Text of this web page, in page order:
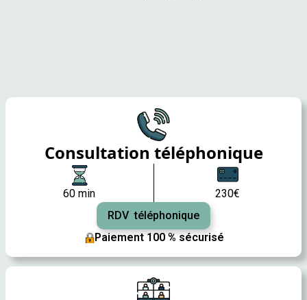
Consultation téléphonique
60 min
230€
RDV téléphonique
Paiement 100 % sécurisé